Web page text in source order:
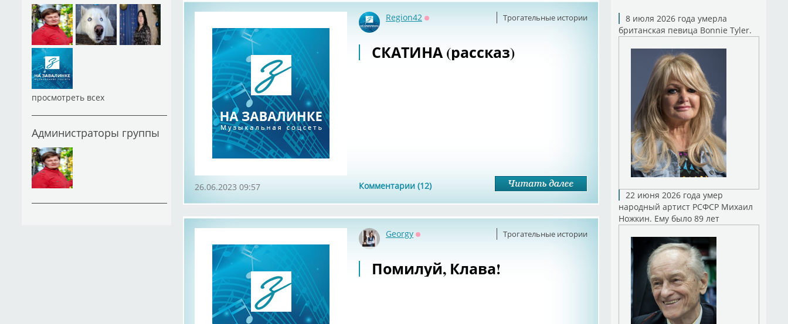
просмотреть всех
Администраторы группы
Трогательные истории
Region42
СКАТИНА (рассказ)
Комментарии (12)
26.06.2023 09:57
Трогательные истории
Georgy
Помилуй, Клава!
8 июля 2026 года умерла
британская певица Bonnie Tyler.
22 июня 2026 года умер
народный артист РСФСР Михаил
Ножкин. Ему было 89 лет